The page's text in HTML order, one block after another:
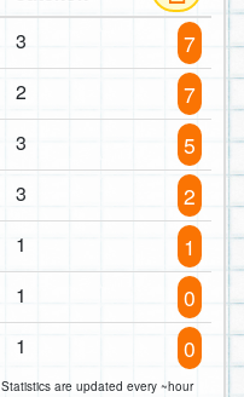
3 7
2 7
3 5
3 2
1 1
1 0
1 0
Statistics are updated every ~hour